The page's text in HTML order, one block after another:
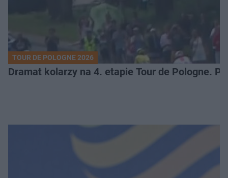
TOUR DE POLOGNE 2026
Dramat kolarzy na 4. etapie Tour de Pologne.